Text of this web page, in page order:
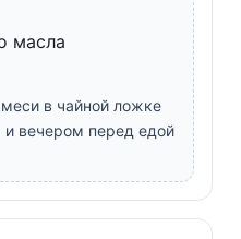
масла
в чайной ложке
и вечером перед едой